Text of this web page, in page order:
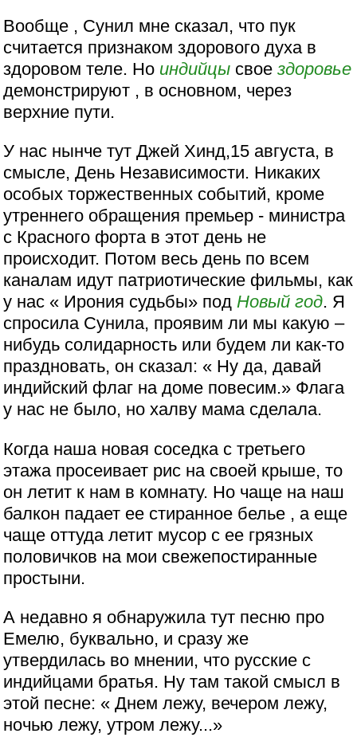
Вообще , Сунил мне сказал, что пук
считается признаком здорового духа в
здоровом теле. Но индийцы своездоровье
демонстрируют , в основном, через
верхние пути.
У нас нынче тут Джей Хинд,15 августа, в
смысле, День Независимости. Никаких
особых торжественных событий, кроме
утреннего обращения премьер - министра
с Красного форта в этот день не
происходит. Потом весь день по всем
каналам идут патриотические фильмы, как
у нас « Ирония судьбы» подНовый год. Я
спросила Сунила, проявим ли мы какую –
нибудь солидарность или будем ли как-то
праздновать, он сказал: « Ну да, давай
индийский флаг на доме повесим.» Флага
у нас не было, но халву мама сделала.
Когда наша новая соседка с третьего
этажа просеивает рис на своей крыше, то
он летит к нам в комнату. Но чаще на наш
балкон падает ее стиранное белье , а еще
чаще оттуда летит мусор с ее грязных
половичков на мои свежепостиранные
простыни.
А недавно я обнаружила тут песню про
Емелю, буквально, и сразу же
утвердилась во мнении, что русские с
индийцами братья. Ну там такой смысл в
этой песне: « Днем лежу, вечером лежу,
ночью лежу, утром лежу...»